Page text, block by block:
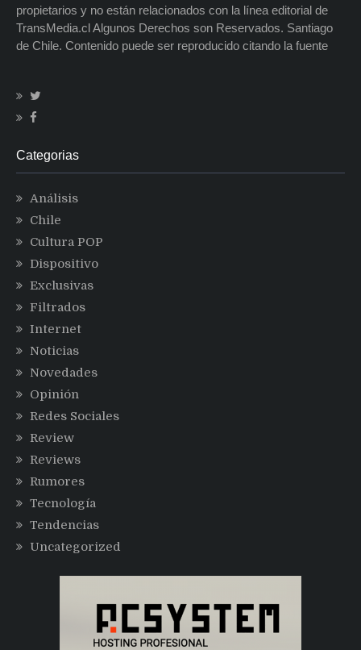
propietarios y no están relacionados con la línea editorial de
TransMedia.cl Algunos Derechos son Reservados. Santiago
de Chile. Contenido puede ser reproducido citando la fuente
Categorias
Análisis
Chile
Cultura POP
Dispositivo
Exclusivas
Filtrados
Internet
Noticias
Novedades
Opinión
Redes Sociales
Review
Reviews
Rumores
Tecnología
Tendencias
Uncategorized